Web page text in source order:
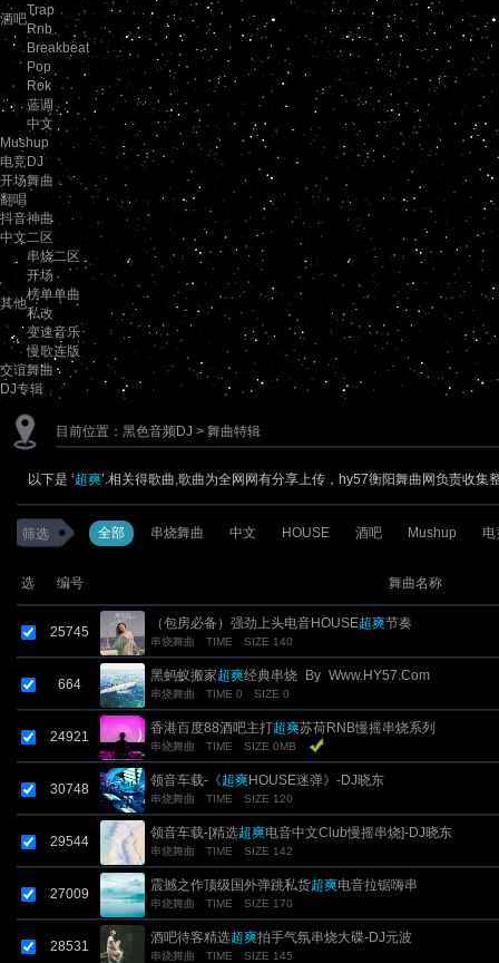
酒吧
Trap
Rnb
Breakbeat
Pop
Rok
蓝调
中文
Mushup
电竞DJ
开场舞曲
翻唱
抖音神曲
中文二区
其他
串烧二区
开场
榜单单曲
私改
变速音乐
慢歌连版
交谊舞曲
DJ专辑
目前位置： 黑色音频DJ > 舞曲特辑
以下是 ‘超爽’.相关得歌曲,歌曲为全网网有分享上传，hy57衡阳舞曲网负责收集
筛选 全部 串烧舞曲 中文 HOUSE 酒吧 Mushup 电
选 编号 舞曲名称
25745
（包房必备）强劲上头电音HOUSE超爽节奏
串烧舞曲 TIME SIZE 140
664
黑蚂蚁搬家超爽经典串烧_By_Www.HY57.Com
串烧舞曲 TIME 0 SIZE 0
24921
香港百度88酒吧主打超爽苏荷RNB慢摇串烧系列
串烧舞曲 TIME SIZE 0MB
30748
领音车载-《超爽HOUSE迷弹》-DJ晓东
串烧舞曲 TIME SIZE 120
29544
领音车载-[精选超爽电音中文Club慢摇串烧]-DJ晓东
串烧舞曲 TIME SIZE 142
27009
震撼之作顶级国外弹跳私货超爽电音拉锯嗨串
串烧舞曲 TIME SIZE 170
28531
酒吧待客精选超爽拍手气氛串烧大碟-DJ元波
串烧舞曲 TIME SIZE 145